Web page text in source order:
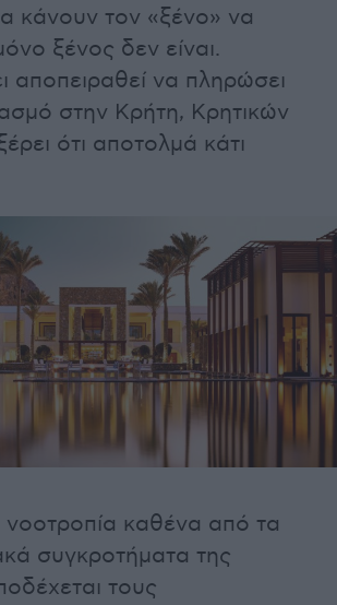
κάνουν τον «ξένο» να
ξένος δεν είναι.
αποπειραθεί να πληρώσει
στην Κρήτη, Κρητικών
ότι αποτολμά κάτι
καθένα από τα
συγκροτήματα της
τους